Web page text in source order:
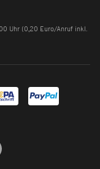
Uhr (0,20 Euro/Anruf inkl.